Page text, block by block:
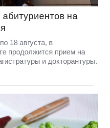
на
18 августа, в
продолжится прием на
и докторантуры.